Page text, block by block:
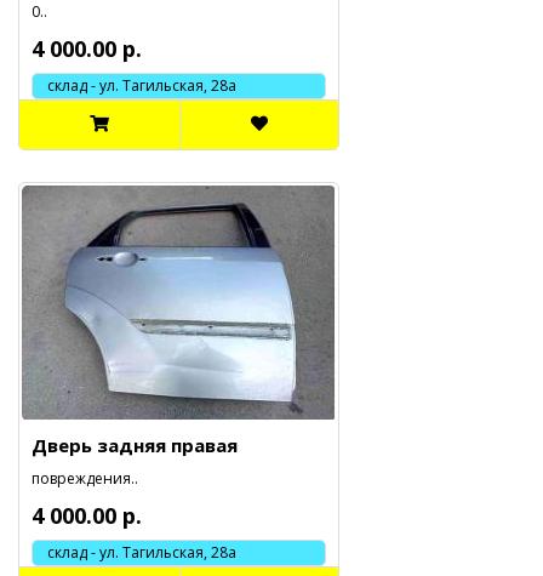
0..
4 000.00 р.
склад - ул. Тагильская, 28а
Дверь задняя правая
повреждения..
4 000.00 р.
склад - ул. Тагильская, 28а